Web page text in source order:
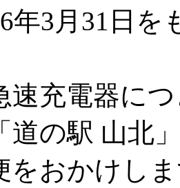
年3月31日
速充電器に
道の駅 山北
をおかけし